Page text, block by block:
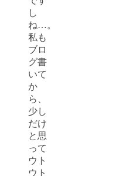
し
ね…。
私も
ブロ
グ書
いて
か
ら、
少し
だけ
と思
って
ウト
ウト